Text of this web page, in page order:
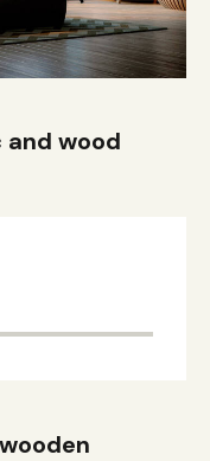
wood